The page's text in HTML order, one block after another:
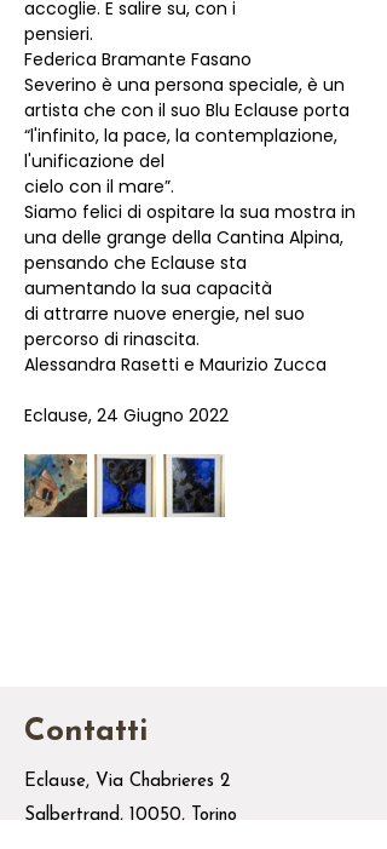
accoglie. E salire su, con i
pensieri.
Federica Bramante Fasano
Severino è una persona speciale, è un
artista che con il suo Blu Eclause porta
“l'infinito, la pace, la contemplazione,
l'unificazione del
cielo con il mare”.
Siamo felici di ospitare la sua mostra in
una delle grange della Cantina Alpina,
pensando che Eclause sta
aumentando la sua capacità
di attrarre nuove energie, nel suo
percorso di rinascita.
Alessandra Rasetti e Maurizio Zucca
Eclause, 24 Giugno 2022
Contatti
Eclause, Via Chabrieres 2
Salbertrand, 10050, Torino